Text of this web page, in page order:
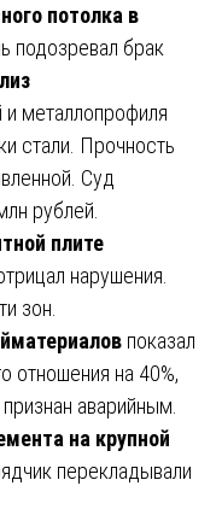
потолка в
подозревал брак
металлопрофиля
стали. Прочность
Суд
рублей.
плите
нарушения.
зон.
показал
отношения на 40%,
аварийным.
на крупной
перекладывали